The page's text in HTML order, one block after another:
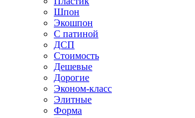
Шпон
Экошпон
С патиной
ДСП
Стоимость
Дешевые
Дорогие
Эконом-класс
Элитные
Форма